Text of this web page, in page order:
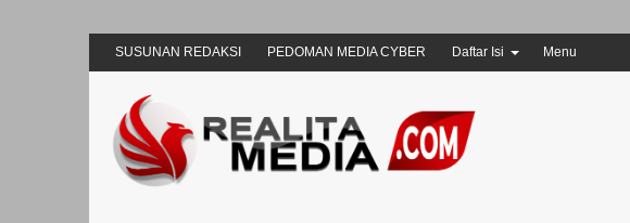
SUSUNAN REDAKSI PEDOMAN MEDIA CYBER Daftar Isi Menu